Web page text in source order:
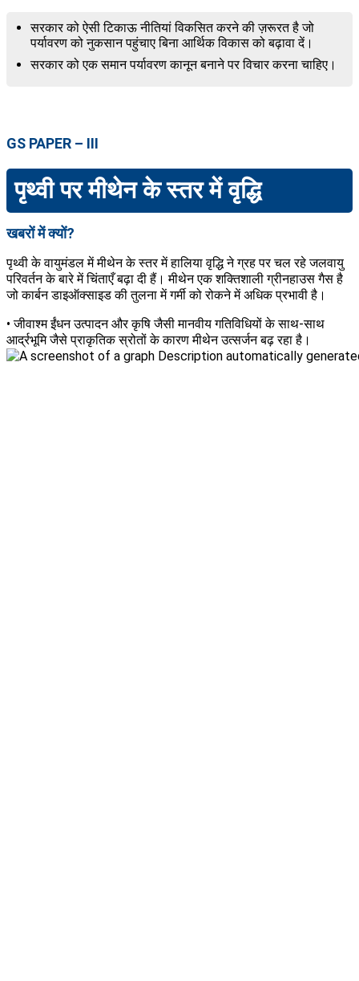
सरकार को ऐसी टिकाऊ नीतियां विकसित करने की ज़रूरत है जो
पर्यावरण को नुकसान पहुंचाए बिना आर्थिक विकास को बढ़ावा दें।
सरकार को एक समान पर्यावरण कानून बनाने पर विचार करना चाहिए।
GS PAPER – III
पृथ्वी पर मीथेन के स्तर में वृद्धि
खबरों में क्यों?
पृथ्वी के वायुमंडल में मीथेन के स्तर में हालिया वृद्धि ने ग्रह पर चल रहे जलवायु
परिवर्तन के बारे में चिंताएँ बढ़ा दी हैं। मीथेन एक शक्तिशाली ग्रीनहाउस गैस है
जो कार्बन डाइऑक्साइड की तुलना में गर्मी को रोकने में अधिक प्रभावी है।
• जीवाश्म ईंधन उत्पादन और कृषि जैसी मानवीय गतिविधियों के साथ-साथ
आर्द्रभूमि जैसे प्राकृतिक स्रोतों के कारण मीथेन उत्सर्जन बढ़ रहा है।